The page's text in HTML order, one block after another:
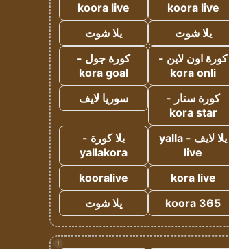
koora live
koora live
يلا شوت
يلا شوت
كورة اون لاين -
kora onli
كورة جول -
kora goal
كورة ستار -
kora star
سوريا لايف
يلا لايف - yalla
live
يلا كورة -
yallakora
kora live
kooralive
koora 365
يلا شوت
!